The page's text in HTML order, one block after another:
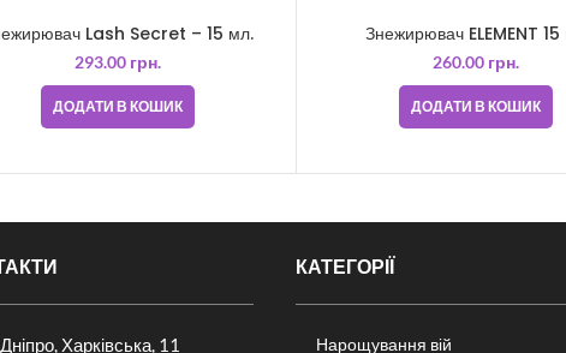
Lash Secret – 15 мл.
293.00 грн.
ДОДАТИ В КОШИК
Знежирювач ELEMENT
260.00 грн.
ДОДАТИ В КОШИК
Харківська, 11
КАТЕГОРІЇ
Нарощування вій